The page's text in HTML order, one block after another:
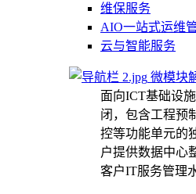
维保服务
AIO一站式运维
云与智能服务
微模块
面向ICT基础设
闭，包含工程预
控等功能单元的
户提供数据中心
客户IT服务管理